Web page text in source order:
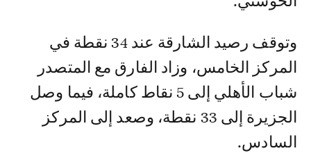
وتوقف رصيد الشارقة عند 34 نقطة في
المركز الخامس، وزاد الفارق مع المتصدر
شباب الأهلي إلى 5 نقاط كاملة، فيما وصل
الجزيرة إلى 33 نقطة، وصعد إلى المركز
السادس.